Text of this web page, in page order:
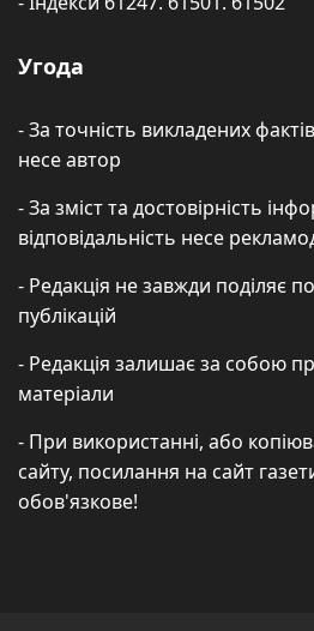
Угода
- За точність викладених
несе автор
- За зміст та достовірність
відповідальність несе
- Редакція не завжди поділяє
публікацій
- Редакція залишає за собою
матеріали
- При використанні, або
сайту, посилання на сайт
обов'язкове!